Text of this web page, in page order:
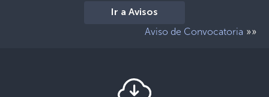
Ir a Avisos
Aviso de Convocatoria »»